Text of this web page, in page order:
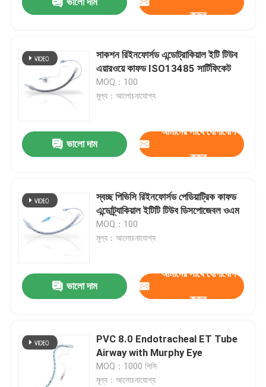
করুন
সাকশন রিইনফোর্সড এন্ডোট্রাকিয়াল ইটি টিউব
এয়ারওয়ে কাফড ISO13485 সার্টিফিকেট
MOQ：100
মূল্য：আলোচনাযোগ্য
ভালো দাম
আমাদের সাথে যোগাযোগ
করুন
স্বচ্ছ পিভিসি রিইনফোর্সড পেডিয়াট্রিক কাফড
এন্ডোট্র্যাকিয়াল ইটিটি টিউব ডিসপোজেবল ওএম
MOQ：100
মূল্য：আলোচনাযোগ্য
ভালো দাম
আমাদের সাথে যোগাযোগ
করুন
PVC 8.0 Endotracheal ET Tube
Airway with Murphy Eye
MOQ：1000 পিসি
মূল্য：আলোচনাযোগ্য